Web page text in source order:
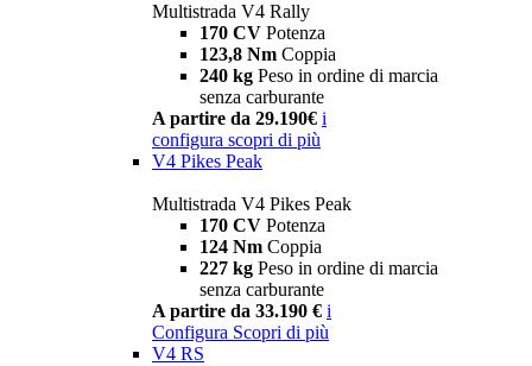
Multistrada V4 Rally
170 CV Potenza
123,8 Nm Coppia
240 kg Peso in ordine di marcia
senza carburante
A partire da 29.190€ i
configura scopri di più
V4 Pikes Peak
Multistrada V4 Pikes Peak
170 CV Potenza
124 Nm Coppia
227 kg Peso in ordine di marcia
senza carburante
A partire da 33.190 € i
Configura Scopri di più
V4 RS